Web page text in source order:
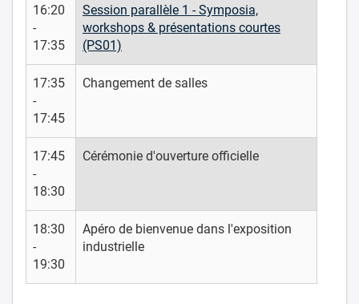
16:20
-
17:35
Session parallèle 1 - Symposia,
workshops & présentations courtes
(PS01)
17:35
-
17:45
Changement de salles
17:45
-
18:30
Cérémonie d'ouverture officielle
18:30
-
19:30
Apéro de bienvenue dans l'exposition
industrielle